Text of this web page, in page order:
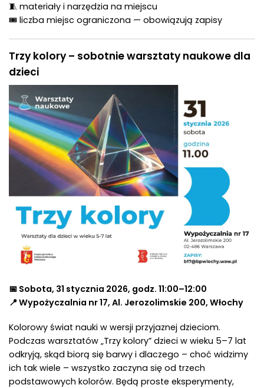
🧵 materiały i narzędzia na miejscu
🎟 liczba miejsc ograniczona — obowiązują zapisy
Trzy kolory – sobotnie warsztaty naukowe dla
dzieci
📅 Sobota, 31 stycznia 2026, godz. 11:00–12:00
📍 Wypożyczalnia nr 17, Al. Jerozolimskie 200, Włochy
Kolorowy świat nauki w wersji przyjaznej dzieciom.
Podczas warsztatów „Trzy kolory” dzieci w wieku 5–7 lat
odkryją, skąd biorą się barwy i dlaczego – choć widzimy
ich tak wiele – wszystko zaczyna się od trzech
podstawowych kolorów. Będą proste eksperymenty,